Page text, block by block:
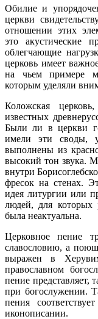
Обилие и
церкви
отношении этих
это акустические
облегчающие
церковь имеет
на чьем примере
которым уделяли
Коложская
известных
Были ли в церкви
имели эти своды,
выполнены из
высокий тон звука.
внутри
фресок на стенах.
идея литургии или
людей, для которых
была неактуальна.
Церковное пение
славословию, а
выражен в
православном
пение представляет,
при богослужении.
пения
иконописании.